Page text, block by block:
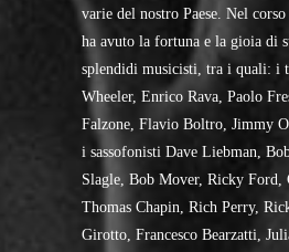
varie del nostro Paese. Nel corso
ha avuto la fortuna e la gioia di
splendidi musicisti, tra i quali: i
Wheeler, Enrico Rava, Paolo
Falzone, Flavio Boltro, Jimmy
i sassofonisti Dave Liebman,
Slagle, Bob Mover, Ricky Ford,
Thomas Chapin, Rich Perry,
Girotto, Francesco Bearzatti,